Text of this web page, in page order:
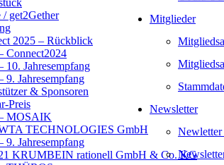
Mitglieder
Newsletter
Newletter
/ get2Gether
2025 – Rückblick
Connect2024
10. Jahresempfang
9. Jahresempfang
& Sponsoren
Preis
MOSAIK
TECHNOLOGIES GmbH
9. Jahresempfang
KRUMBEIN rationell GmbH & Co. KG